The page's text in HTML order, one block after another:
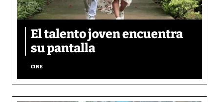
El talento joven encuentra
su pantalla​
CINE